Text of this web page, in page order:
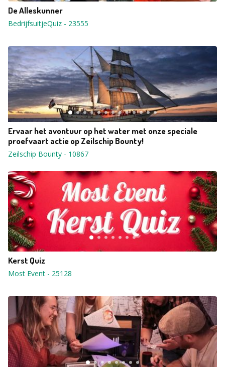
De Alleskunner
BedrijfsuitjeQuiz - 23555
Ervaar het avontuur op het water met onze speciale
proefvaart actie op Zeilschip Bounty!
Zeilschip Bounty - 10867
Kerst Quiz
Most Event - 25128